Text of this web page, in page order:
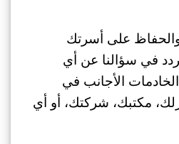
على أسرتك
في سؤالنا عن أي
الأجانب في
مكتبك، شركتك، أو أي